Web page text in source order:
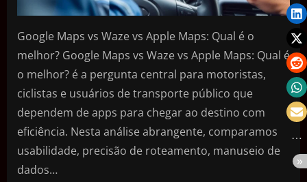
Google Maps vs Waze vs Apple Maps: Qual é o
melhor? Google Maps vs Waze vs Apple Maps: Qual é
o melhor? é a pergunta central para motoristas,
ciclistas e usuários de transporte público que
dependem de apps para chegar ao destino com
eficiência. Nesta análise abrangente, comparamos
usabilidade, precisão de roteamento, manuseio de
dados…